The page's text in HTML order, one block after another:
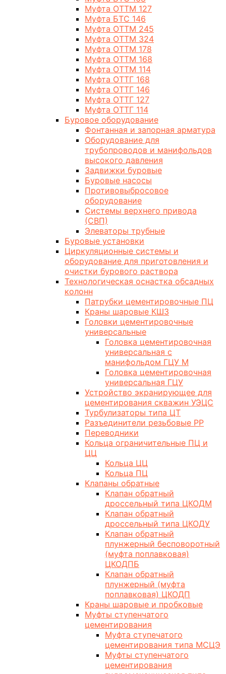
Муфта ОТТМ 127
Муфта БТС 146
Муфта ОТТМ 245
Муфта ОТТМ 324
Муфта ОТТМ 178
Муфта ОТТМ 168
Муфта ОТТМ 114
Муфта ОТТГ 168
Муфта ОТТГ 146
Муфта ОТТГ 127
Муфта ОТТГ 114
Буровое оборудование
Фонтанная и запорная арматура
Оборудование для
трубопроводов и манифольдов
высокого давления
Задвижки буровые
Буровые насосы
Противовыбросовое
оборудование
Системы верхнего привода
(СВП)
Элеваторы трубные
Буровые установки
Циркуляционные системы и
оборудование для приготовления и
очистки бурового раствора
Технологическая оснастка обсадных
колонн
Патрубки цементировочные ПЦ
Краны шаровые КШЗ
Головки цементировочные
универсальные
Головка цементировочная
универсальная с
манифольдом ГЦУ М
Головка цементировочная
универсальная ГЦУ
Устройство экранирующее для
цементирования скважин УЭЦС
Турбулизаторы типа ЦТ
Разъединители резьбовые РР
Переводники
Кольца ограничительные ПЦ и
ЦЦ
Кольца ЦЦ
Кольца ПЦ
Клапаны обратные
Клапан обратный
дроссельный типа ЦКОДМ
Клапан обратный
дроссельный типа ЦКОДУ
Клапан обратный
плунжерный бесповоротный
(муфта поплавковая)
ЦКОДПБ
Клапан обратный
плунжерный (муфта
поплавковая) ЦКОДП
Краны шаровые и пробковые
Муфты ступенчатого
цементирования
Муфта ступечатого
цементирования типа МСЦЭ
Муфты ступенчатого
цементирования